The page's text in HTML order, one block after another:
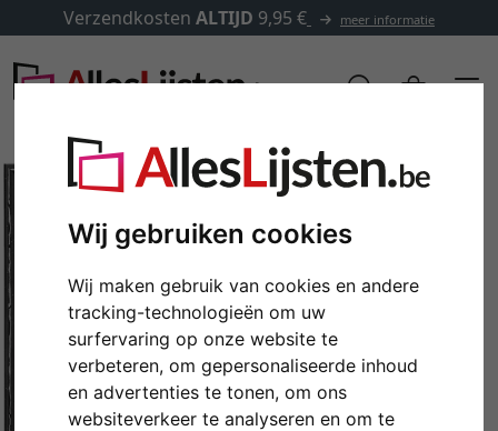
Wij gebruiken cookies
Wij maken gebruik van cookies en andere
tracking-technologieën om uw
surfervaring op onze website te
verbeteren, om gepersonaliseerde inhoud
en advertenties te tonen, om ons
websiteverkeer te analyseren en om te
Verzendkosten ALTIJD 9,95 € meer informatie
Terug